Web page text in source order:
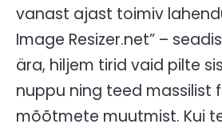
vanast ajast toimiv
Image Resizer.net” –
ära, hiljem tirid vaid pilte
nuppu ning teed massilist
mõõtmete muutmist. Kui